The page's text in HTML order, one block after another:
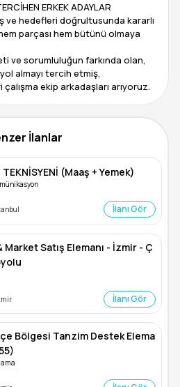
ERKEK ADAYLAR
ve hedefleri doğrultusunda kararlı
parçası hem bütünü olmaya
ve sorumluluğun farkında olan,
yol almayı tercih etmiş,
ekip arkadaşları arıyoruz.
İlanlar
TEKNİSYENİ (Maaş + Yemek)
İlanı Gör
Market Satış Elemanı - İzmir - Ç
İlanı Gör
Bölgesi Tanzim Destek Elema